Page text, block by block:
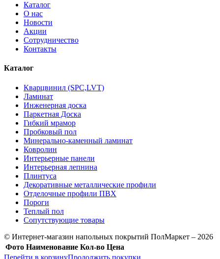
Каталог
О нас
Новости
Акции
Сотрудничество
Контакты
Каталог
Кварцвинил (SPC,LVT)
Ламинат
Инженерная доска
Паркетная Доска
Гибкий мрамор
Пробковый пол
Минерально-каменный ламинат
Ковролин
Интерьерные панели
Интерьерная лепнина
Плинтуса
Декоративные металлические профили
Отделочные профили ПВХ
Пороги
Теплый пол
Сопутствующие товары
© Интернет-магазин напольных покрытий ПолМаркет – 2026
Фото Наименование Кол-во Цена
Перейти в корзинуПродолжить покупки